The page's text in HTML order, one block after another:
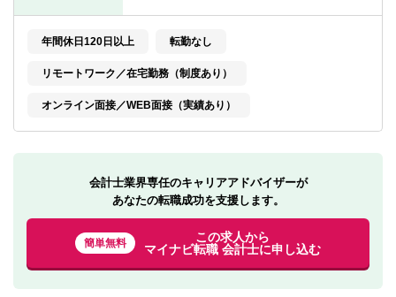
サービス紹介
年間休日120日以上 転勤なし
リモートワーク／在宅勤務（制度あり）
オンライン面接／WEB面接（実績あり）
会計士業界専任のキャリアアドバイザーが
あなたの転職成功を支援します。
簡単無料
この求人から
マイナビ転職 会計士に申し込む